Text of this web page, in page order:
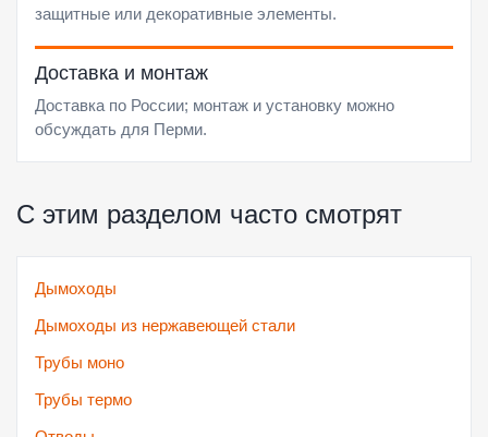
защитные или декоративные элементы.
Доставка и монтаж
Доставка по России; монтаж и установку можно
обсуждать для Перми.
С этим разделом часто смотрят
Дымоходы
Дымоходы из нержавеющей стали
Трубы моно
Трубы термо